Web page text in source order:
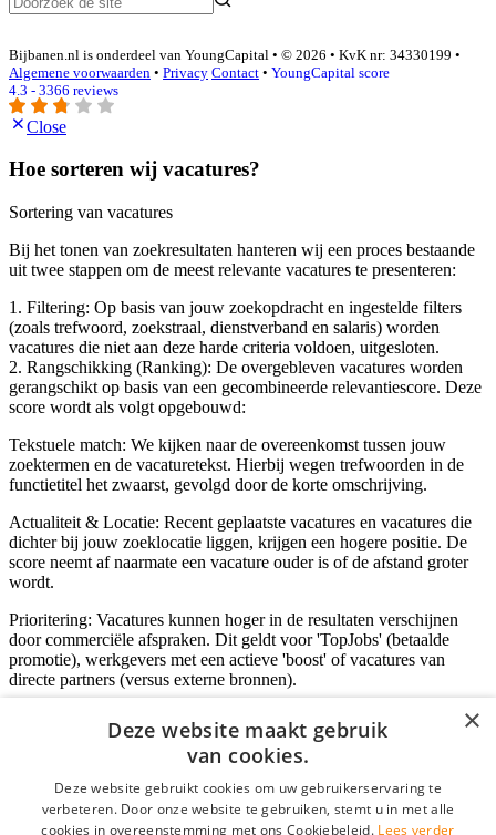
Bijbanen.nl is onderdeel van YoungCapital • © 2026 • KvK nr: 34330199 •
Algemene voorwaarden • Privacy Contact • YoungCapital score
4.3 - 3366 reviews
Close
Hoe sorteren wij vacatures?
Sortering van vacatures
Bij het tonen van zoekresultaten hanteren wij een proces bestaande
uit twee stappen om de meest relevante vacatures te presenteren:
1. Filtering: Op basis van jouw zoekopdracht en ingestelde filters
(zoals trefwoord, zoekstraal, dienstverband en salaris) worden
vacatures die niet aan deze harde criteria voldoen, uitgesloten.
2. Rangschikking (Ranking): De overgebleven vacatures worden
gerangschikt op basis van een gecombineerde relevantiescore. Deze
score wordt als volgt opgebouwd:
Tekstuele match: We kijken naar de overeenkomst tussen jouw
zoektermen en de vacaturetekst. Hierbij wegen trefwoorden in de
functietitel het zwaarst, gevolgd door de korte omschrijving.
Actualiteit & Locatie: Recent geplaatste vacatures en vacatures die
dichter bij jouw zoeklocatie liggen, krijgen een hogere positie. De
score neemt af naarmate een vacature ouder is of de afstand groter
wordt.
Prioritering: Vacatures kunnen hoger in de resultaten verschijnen
door commerciële afspraken. Dit geldt voor 'TopJobs' (betaalde
promotie), werkgevers met een actieve 'boost' of vacatures van
directe partners (versus externe bronnen).
E-mail*
×
Deze website maakt gebruik
van cookies.
Deze website gebruikt cookies om uw gebruikerservaring te
verbeteren. Door onze website te gebruiken, stemt u in met alle
cookies in overeenstemming met ons Cookiebeleid. Lees verder